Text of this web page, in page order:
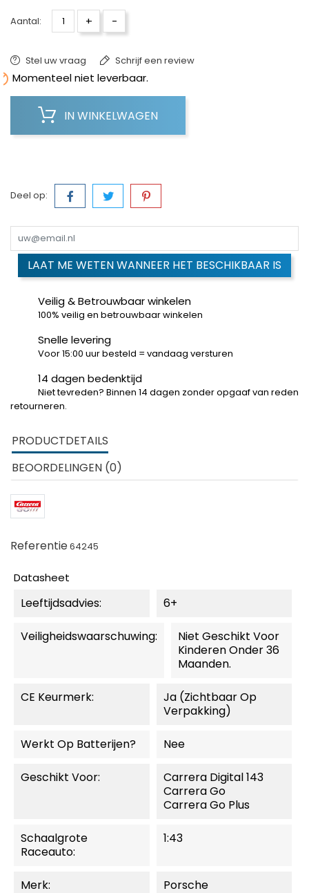
Aantal: + -
Stel uw vraag Schrijf een review
Momenteel niet leverbaar.
IN WINKELWAGEN
Deel op:
LAAT ME WETEN WANNEER HET BESCHIKBAAR IS
Veilig & Betrouwbaar winkelen
100% veilig en betrouwbaar winkelen
Snelle levering
Voor 15:00 uur besteld = vandaag versturen
14 dagen bedenktijd
Niet tevreden? Binnen 14 dagen zonder opgaaf van reden
retourneren.
PRODUCTDETAILS
BEOORDELINGEN (0)
Referentie64245
Datasheet
Leeftijdsadvies: 6+
Veiligheidswaarschuwing:
Niet Geschikt Voor
Kinderen Onder 36
Maanden.
CE Keurmerk:
Ja (zichtbaar Op
Verpakking)
Werkt Op Batterijen? Nee
Geschikt Voor:
Carrera Digital 143
Carrera Go
Carrera Go Plus
Schaalgrote
Raceauto:
1:43
Merk: Porsche